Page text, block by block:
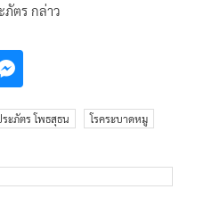
ตร กล่าว
ะภัตร โพธสุธน โรคระบาดหมู